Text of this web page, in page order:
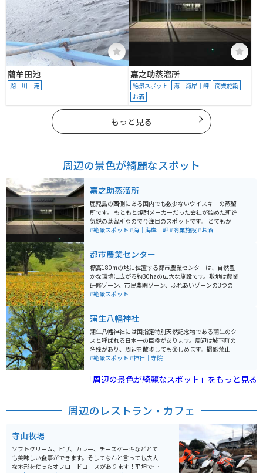
藺牟田池
湖｜川｜滝
嘉之助蒸溜所
絶景スポット 海｜海岸｜岬
商業施設
お酒
もっと見る
周辺の景色が綺麗なスポット
嘉之助蒸溜所
鹿児島の西側にある国内でも数少ないウイスキーの蒸留
所です。 もともと焼酎メーカーだった会社が始めた新進
気鋭の蒸留所なので今注目のスポットです。 とてもかっ
こいいバーで試飲もできますがライダーやドライバーの
#絶景スポット #海｜海岸｜岬#商業施設#お酒
都市農業センター
標高180mの地に位置する都市農業センターは、自然豊
かな環境に広がる約30haの広大な施設です。敷地は農業
研修ゾーン、市民農園ゾーン、ふれあいゾーンの3つのゾ
ーンに分かれています。 センター内には8,000㎡の大花
に広がります。鹿児島のシンボルである桜島を見渡せる
見晴し台もあります。
#絶景スポット
蒲生八幡神社
蒲生八幡神社には国指定特別天然記念物である蒲生のク
スと呼ばれる日本一の巨樹があります。周辺は城下町の
名残があり、周辺を散歩しても楽しめます。撮影禁止ス
ポットもあるのでご注意ください。
#絶景スポット #神社｜寺院
「周辺の景色が綺麗なスポット」をもっと見る
周辺のレストラン・カフェ
寺山牧場
ソフトクリーム、ピザ、カレー、チーズケーキなどとて
も美味しい食事ができます。そしてなんと言っても広大
な地形を使ったオフロードコースがあります！平坦で初